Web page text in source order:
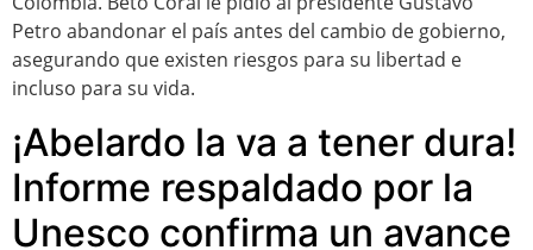
Petro abandonar el país antes del cambio de gobierno,
asegurando que existen riesgos para su libertad e
incluso para su vida.
¡Abelardo la va a tener dura!
Informe respaldado por la
Unesco confirma un avance